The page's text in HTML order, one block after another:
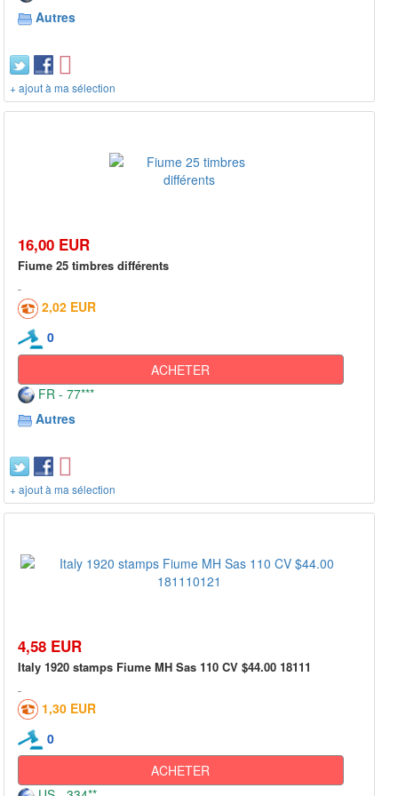
Autres
+ ajout à ma sélection
16,00 EUR
Fiume 25 timbres différents
2,02 EUR
0
ACHETER
FR - 77***
Autres
+ ajout à ma sélection
4,58 EUR
Italy 1920 stamps Fiume MH Sas 110 CV $44.00 18111
1,30 EUR
0
ACHETER